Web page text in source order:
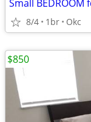
Small
8/4 1br Okc
$850